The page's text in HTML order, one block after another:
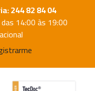
244 82 84 04
14:00 às 19:00